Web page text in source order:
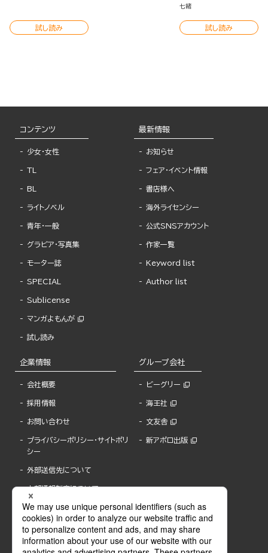
試し読み
七緒
試し読み
コンテンツ
少女・女性
TL
BL
ライトノベル
青年・一般
グラビア・写真集
モーター誌
SPECIAL
Sublicense
マンガよもんが
試し読み
最新情報
お知らせ
フェア・イベント情報
書店様へ
海外ライセンシー
公式SNSアカウント
作家一覧
Keyword list
Author list
企業情報
会社概要
採用情報
お問い合わせ
プライバシーポリシー・サイトポリ
シー
外部送信先について
内部通報制度について
グループ会社
ビーグリー
海王社
文友舎
新アポロ出版